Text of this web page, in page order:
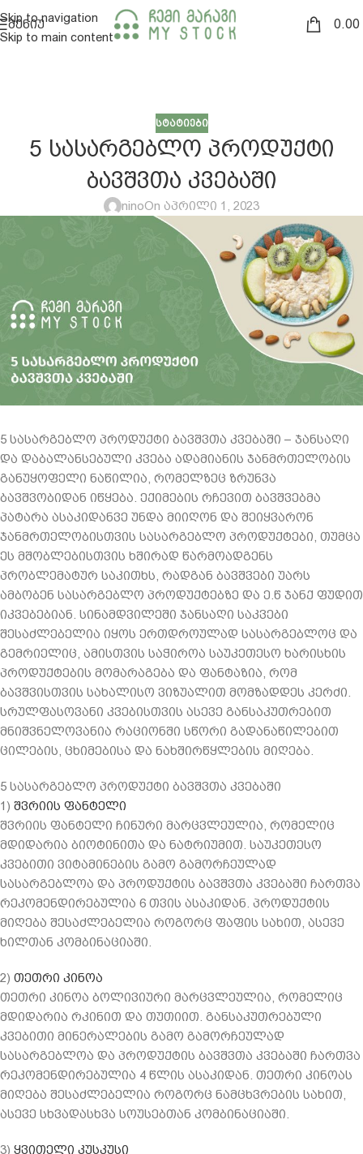
Skip to navigation
Skip to main content
ᲛᲔᲜᲘᲣ 0.00
ᲡᲢᲐᲢᲘᲔᲑᲘ
5 ᲡᲐᲡᲐᲠᲒᲔᲑᲚᲝ ᲞᲠᲝᲓᲣᲥᲢᲘ
ᲑᲐᲕᲨᲕᲗᲐ ᲙᲕᲔᲑᲐᲨᲘ
ninoOn აპრილი 1, 2023
5 სასარგებლო პროდუქტი ბავშვთა კვებაში – ჯანსაღი
და დაბალანსებული კვება ადამიანის ჯანმრთელობის
განუყოფელი ნაწილია, რომელზეც ზრუნვა
ბავშვობიდან იწყება. ექიმების რჩევით ბავშვებმა
პატარა ასაკიდანვე უნდა მიიღონ და შეიყვარონ
ჯანმრთელობისთვის სასარგებლო პროდუქტები, თუმცა
ეს მშობლებისთვის ხშირად წარმოადგენს
პრობლემატურ საკითხს, რადგან ბავშვები უარს
ამბობენ სასარგებლო პროდუქტებზე და ე.წ ჯანქ ფუდით
იკვებებიან. სინამდვილეში ჯანსაღი საკვები
შესაძლებელია იყოს ერთდროულად სასარგებლოც და
გემრიელიც, ამისთვის საჭიროა საუკეთესო ხარისხის
პროდუქტების მომარაგება და ფანტაზია, რომ
ბავშვისთვის სახალისო ვიზუალით მომზადდეს კერძი.
სრულფასოვანი კვებისთვის ასევე განსაკუთრებით
მნიშვნელოვანია რაციონში სწორი გადანაწილებით
ცილების, ცხიმებისა და ნახშირწყლების მიღება.
5 სასარგებლო პროდუქტი ბავშვთა კვებაში
1) შვრიის ფანტელი
შვრიის ფანტელი ჩინური მარცვლეულია, რომელიც
მდიდარია ბიოტინითა და ნატრიუმით. საუკეთესო
კვებითი ვიტამინების გამო გამორჩეულად
სასარგებლოა და პროდუქტის ბავშვთა კვებაში ჩართვა
რეკომენდირებულია 6 თვის ასაკიდან. პროდუქტის
მიღება შესაძლებელია როგორც ფაფის სახით, ასევე
ხილთან კომბინაციაში.
2) თეთრი კინოა
თეთრი კინოა ბოლივიური მარცვლეულია, რომელიც
მდიდარია რკინით და თუთიით. განსაკუთრებული
კვებითი მინერალების გამო გამორჩეულად
სასარგებლოა და პროდუქტის ბავშვთა კვებაში ჩართვა
რეკომენდირებულია 4 წლის ასაკიდან. თეთრი კინოას
მიღება შესაძლებელია როგორც ნამცხვრების სახით,
ასევე სხვადასხვა სოუსებთან კომბინაციაში.
3) ყვითელი კუსკუსი